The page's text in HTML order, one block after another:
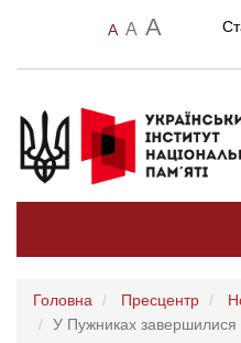
A A A
Головна Пресцентр
У Пужниках завершилися